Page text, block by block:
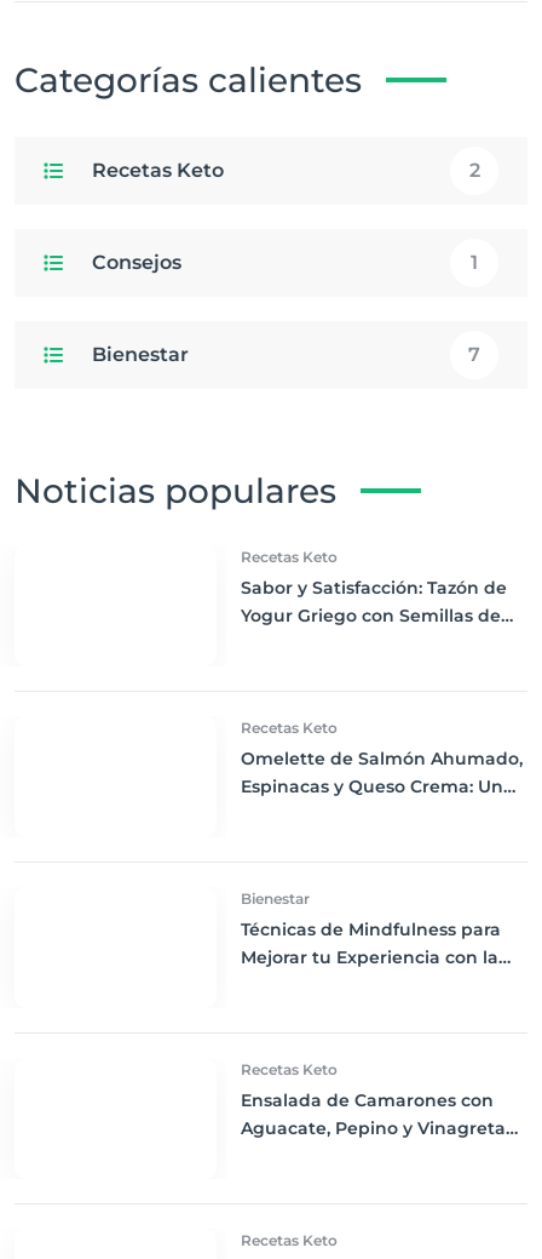
Categorías calientes
Recetas Keto 2
Consejos 1
Bienestar 7
Noticias populares
Recetas Keto
Sabor y Satisfacción: Tazón de
Yogur Griego con Semillas de
Recetas Keto
Omelette de Salmón Ahumado,
Espinacas y Queso Crema: Un
Bienestar
Técnicas de Mindfulness para
Mejorar tu Experiencia con la
Recetas Keto
Ensalada de Camarones con
Aguacate, Pepino y Vinagreta
Recetas Keto